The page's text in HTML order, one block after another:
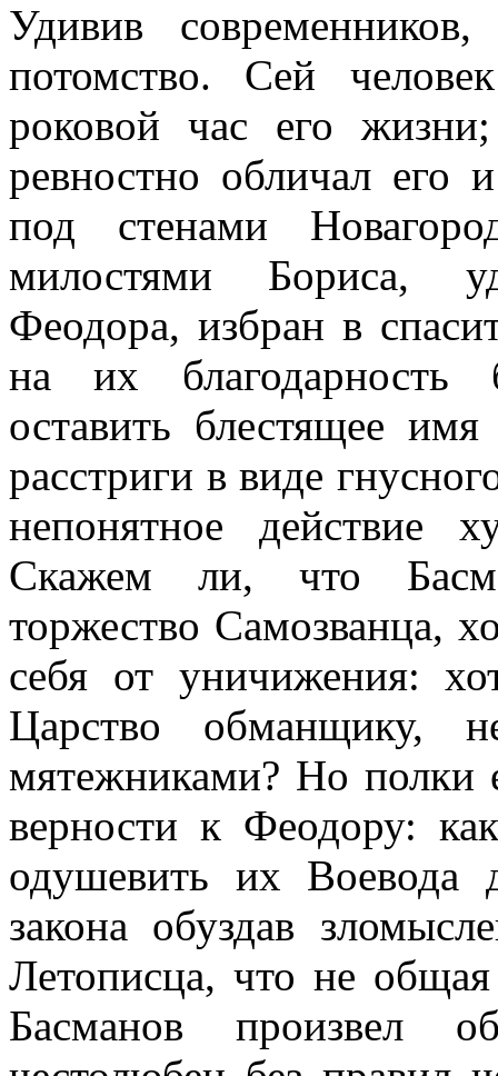
Удивив
потомство. Сей
роковой час его
ревностно обличал его
под стенами
милостями Бориса,
Феодора, избран в
на их благодарность
оставить блестящее
расстриги в виде
непонятное действие
Скажем ли, что
торжество Самозванца,
себя от уничижения:
Царство обманщику,
мятежниками? Но
верности к Феодору:
одушевить их Воевода
закона обуздав
Летописца, что не
Басманов произвел